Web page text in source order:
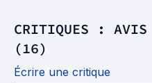
CRITIQUES : AVIS
(16)
Écrire une critique